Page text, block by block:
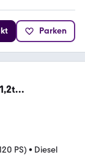
Parken
PS) • Diesel